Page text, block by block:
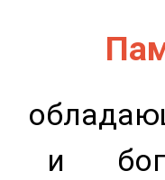
и